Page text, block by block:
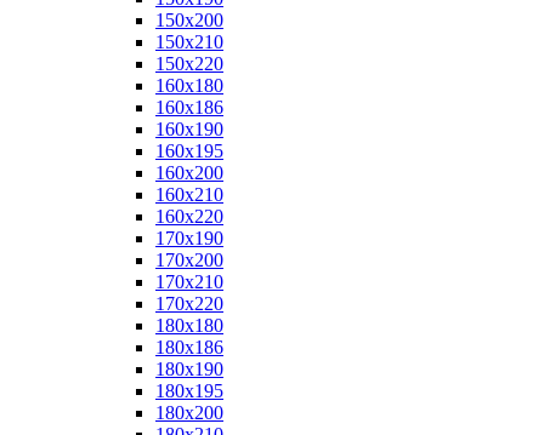
150x200
150x210
150x220
160x180
160x186
160x190
160x195
160x200
160x210
160x220
170x190
170x200
170x210
170x220
180x180
180x186
180x190
180x195
180x200